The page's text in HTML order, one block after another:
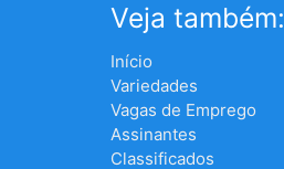
Veja também:
Início
Variedades
Vagas de Emprego
Assinantes
Classificados